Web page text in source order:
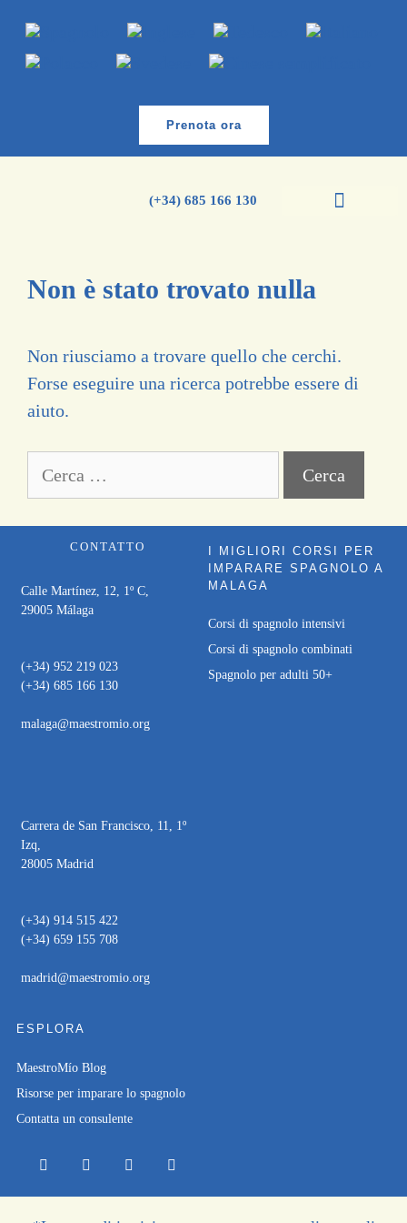
Prenota ora
(+34) 685 166 130
Non è stato trovato nulla
Non riusciamo a trovare quello che cerchi.
Forse eseguire una ricerca potrebbe essere di
aiuto.
CONTATTO
Calle Martínez, 12, 1º C,
29005 Málaga
(+34) 952 219 023
(+34) 685 166 130
malaga@maestromio.org
Carrera de San Francisco, 11, 1º
Izq,
28005 Madrid
(+34) 914 515 422
(+34) 659 155 708
madrid@maestromio.org
I MIGLIORI CORSI PER
IMPARARE SPAGNOLO A
MALAGA
Corsi di spagnolo intensivi
Corsi di spagnolo combinati
Spagnolo per adulti 50+
ESPLORA
MaestroMío Blog
Risorse per imparare lo spagnolo
Contatta un consulente